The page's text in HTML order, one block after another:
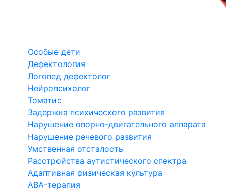
Особые дети
Дефектология
Логопед дефектолог
Нейропсихолог
Томатис
Задержка психического развития
Нарушение опорно-двигательного аппарата
Нарушение речевого развития
Умственная отсталость
Расстройства аутистического спектра
Адаптивная физическая культура
ABA-терапия